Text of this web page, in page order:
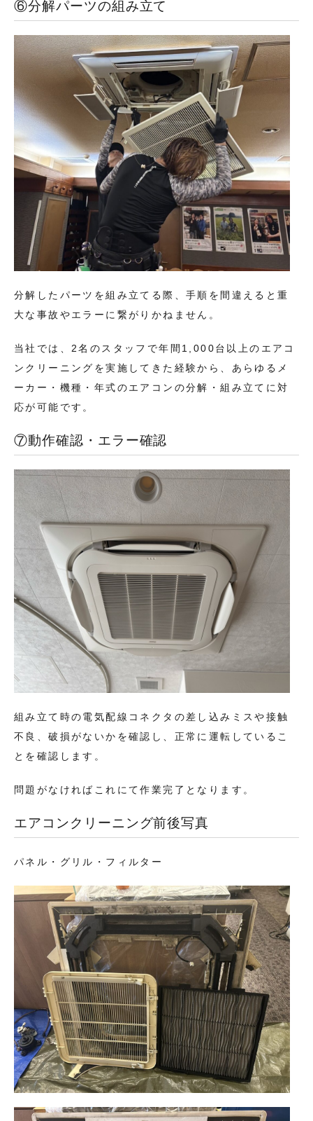
⑥分解パーツの組み立て
分解したパーツを組み立てる際、手順を間違えると重
大な事故やエラーに繋がりかねません。
当社では、2名のスタッフで年間1,000台以上のエアコ
ンクリーニングを実施してきた経験から、あらゆるメ
ーカー・機種・年式のエアコンの分解・組み立てに対
応が可能です。
⑦動作確認・エラー確認
組み立て時の電気配線コネクタの差し込みミスや接触
不良、破損がないかを確認し、正常に運転しているこ
とを確認します。
問題がなければこれにて作業完了となります。
エアコンクリーニング前後写真
パネル・グリル・フィルター